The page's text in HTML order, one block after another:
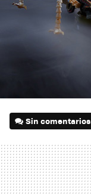
Sin comentarios